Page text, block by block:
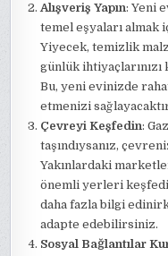
Alışveriş Yapın: Yeni
temel eşyaları almak
Yiyecek, temizlik
günlük
Bu, yeni evinizde
etmenizi
Çevreyi Keşfedin:
taşındıysanız,
Yakınlardaki
önemli yerleri
daha fazla bilgi
adapte edebilirsiniz.
Sosyal Bağlantılar